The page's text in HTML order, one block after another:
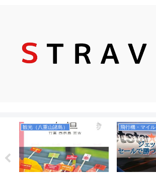
観光（八重山諸島） 飛行機・マイル